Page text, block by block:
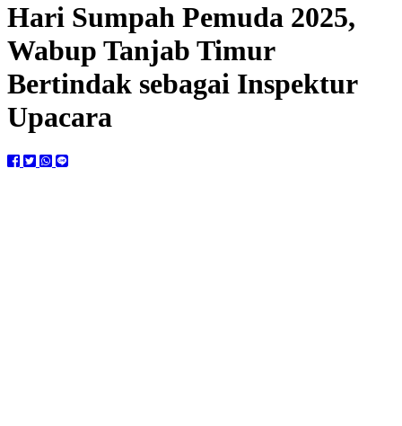
Hari Sumpah Pemuda 2025,
Wabup Tanjab Timur
Bertindak sebagai Inspektur
Upacara